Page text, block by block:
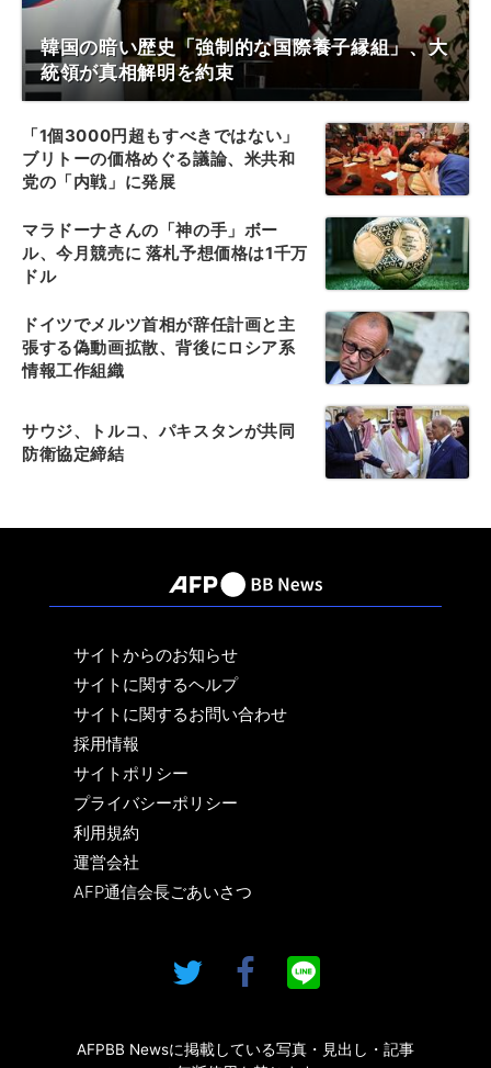
韓国の暗い歴史「強制的な国際養子縁組」、大
統領が真相解明を約束
「1個3000円超もすべきではない」
ブリトーの価格めぐる議論、米共和
党の「内戦」に発展
マラドーナさんの「神の手」ボー
ル、今月競売に 落札予想価格は1千万
ドル
ドイツでメルツ首相が辞任計画と主
張する偽動画拡散、背後にロシア系
情報工作組織
サウジ、トルコ、パキスタンが共同
防衛協定締結
サイトからのお知らせ
サイトに関するヘルプ
サイトに関するお問い合わせ
採用情報
サイトポリシー
プライバシーポリシー
利用規約
運営会社
AFP通信会長ごあいさつ
AFPBB Newsに掲載している写真・見出し・記事